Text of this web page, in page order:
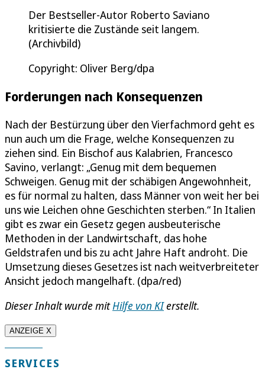
Der Bestseller-Autor Roberto Saviano
kritisierte die Zustände seit langem.
(Archivbild)
Copyright: Oliver Berg/dpa
Forderungen nach Konsequenzen
Nach der Bestürzung über den Vierfachmord geht es
nun auch um die Frage, welche Konsequenzen zu
ziehen sind. Ein Bischof aus Kalabrien, Francesco
Savino, verlangt: „Genug mit dem bequemen
Schweigen. Genug mit der schäbigen Angewohnheit,
es für normal zu halten, dass Männer von weit her bei
uns wie Leichen ohne Geschichten sterben.“ In Italien
gibt es zwar ein Gesetz gegen ausbeuterische
Methoden in der Landwirtschaft, das hohe
Geldstrafen und bis zu acht Jahre Haft androht. Die
Umsetzung dieses Gesetzes ist nach weitverbreiteter
Ansicht jedoch mangelhaft. (dpa/red)
Dieser Inhalt wurde mitHilfe von KIerstellt.
ANZEIGE X
SERVICES